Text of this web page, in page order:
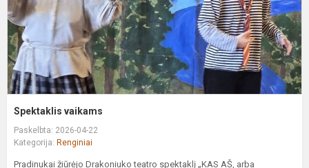
Spektaklis vaikams
Paskelbta: 2026-04-22
Kategorija: Renginiai
Pradinukai žiūrėjo Drakoniuko teatro spektaklį „KAS AŠ, arba